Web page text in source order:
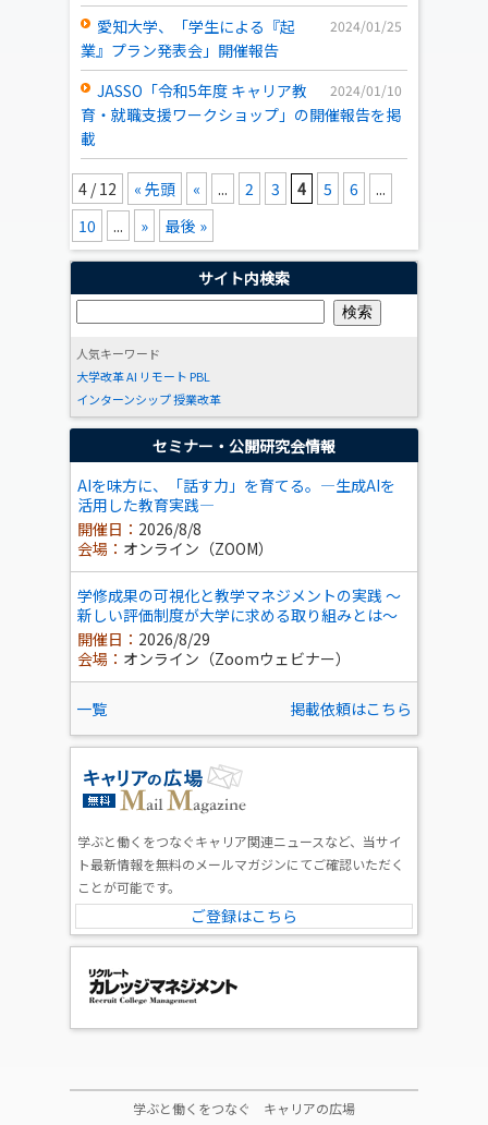
2024/01/25
愛知大学、「学生による『起
業』プラン発表会」開催報告
2024/01/10
JASSO「令和5年度 キャリア教
育・就職支援ワークショップ」の開催報告を掲
載
4 / 12 « 先頭 « ... 2 3 4 5 6
...
10
... » 最後 »
サイト内検索
人気キーワード
大学改革AI リモート PBL
インターンシップ授業改革
セミナー・公開研究会情報
AIを味方に、「話す力」を育てる。―生成AIを
活用した教育実践―
開催日： 2026/8/8
会場： オンライン（ZOOM）
学修成果の可視化と教学マネジメントの実践 ～
新しい評価制度が大学に求める取り組みとは～
開催日： 2026/8/29
会場： オンライン（Zoomウェビナー）
一覧 掲載依頼はこちら
学ぶと働くをつなぐキャリア関連ニュースなど、当サイ
ト最新情報を無料のメールマガジンにてご確認いただく
ことが可能です。
ご登録はこちら
学ぶと働くをつなぐ キャリアの広場